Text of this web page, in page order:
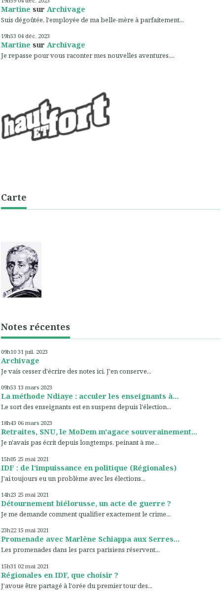
Martine sur Archivage
Suis dégoûtée, l'employée de ma belle-mère à parfaitement...
19h53 04 déc. 2023
Martine sur Archivage
Je repasse pour vous raconter mes nouvelles aventures,...
Carte
Notes récentes
09h10 31 juil. 2023
Archivage
Je vais cesser d'écrire des notes ici. J'en conserve...
09h53 13 mars 2023
La méthode Ndiaye : acculer les enseignants à...
Le sort des enseignants est en suspens depuis l'élection...
18h43 06 mars 2023
Retraites, SNU, le MoDem m'agace souverainement...
Je n'avais pas écrit depuis longtemps, peinant à me...
15h05 25 mai 2021
IDF : de l'impuissance en politique (Régionales)
J'ai toujours eu un problème avec les élections...
14h23 25 mai 2021
Détournement biélorusse, un acte de guerre ?
Je me demande comment qualifier exactement le crime...
23h22 15 mai 2021
Promenade avec Marlène Schiappa aux Serres...
Les promenades dans les parcs parisiens réservent...
15h31 02 mai 2021
Régionales en IDF, que choisir ?
J'avoue être partagé à l'orée du premier tour des...